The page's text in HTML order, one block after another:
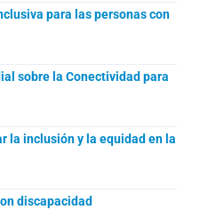
para las personas con
sobre la Conectividad para
la inclusión y la equidad en la
discapacidad